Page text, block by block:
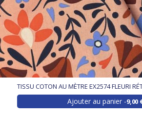
TISSU COTON AU MÈTRE EX2574 FLEURI
Ajouter au panier 9,00